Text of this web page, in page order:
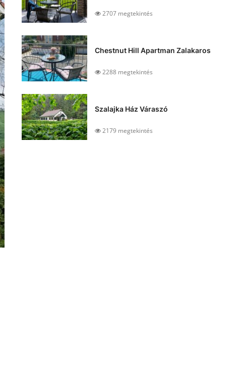
2707 megtekintés
Chestnut Hill Apartman Zalakaros
2288 megtekintés
Szalajka Ház Váraszó
2179 megtekintés